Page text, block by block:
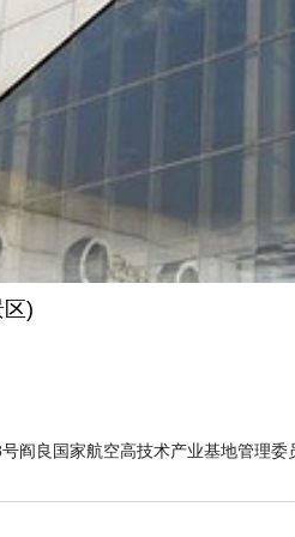
)
阎良国家航空高技术产业基地管理委